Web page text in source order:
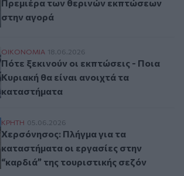
Πρεμιέρα των θερινών εκπτώσεων
στην αγορά
Πότε ξεκινούν οι εκπτώσεις - Ποια
ΟΙΚΟΝΟΜΙΑ 18.06.2026
Πότε ξεκινούν οι εκπτώσεις - Ποια
Κυριακή θα είναι ανοιχτά τα
καταστήματα
Χερσόνησος: Πλήγμα για τα καταστήματα
ΚΡΗΤΗ 05.06.2026
Χερσόνησος: Πλήγμα για τα
καταστήματα οι εργασίες στην
“καρδιά” της τουριστικής σεζόν